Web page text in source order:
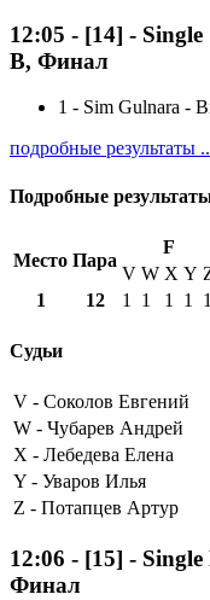
12:05 - [14] -
B, Финал
1 - Sim Gulnara -
подробные результаты
Подробные
Место Пара
F
V W X Y
1
12 1 1 1 1 1
Судьи
V - Соколов Евгений
W - Чубарев Андрей
X - Лебедева Елена
Y - Уваров Илья
Z - Потапцев Артур
12:06 - [15] -
Финал